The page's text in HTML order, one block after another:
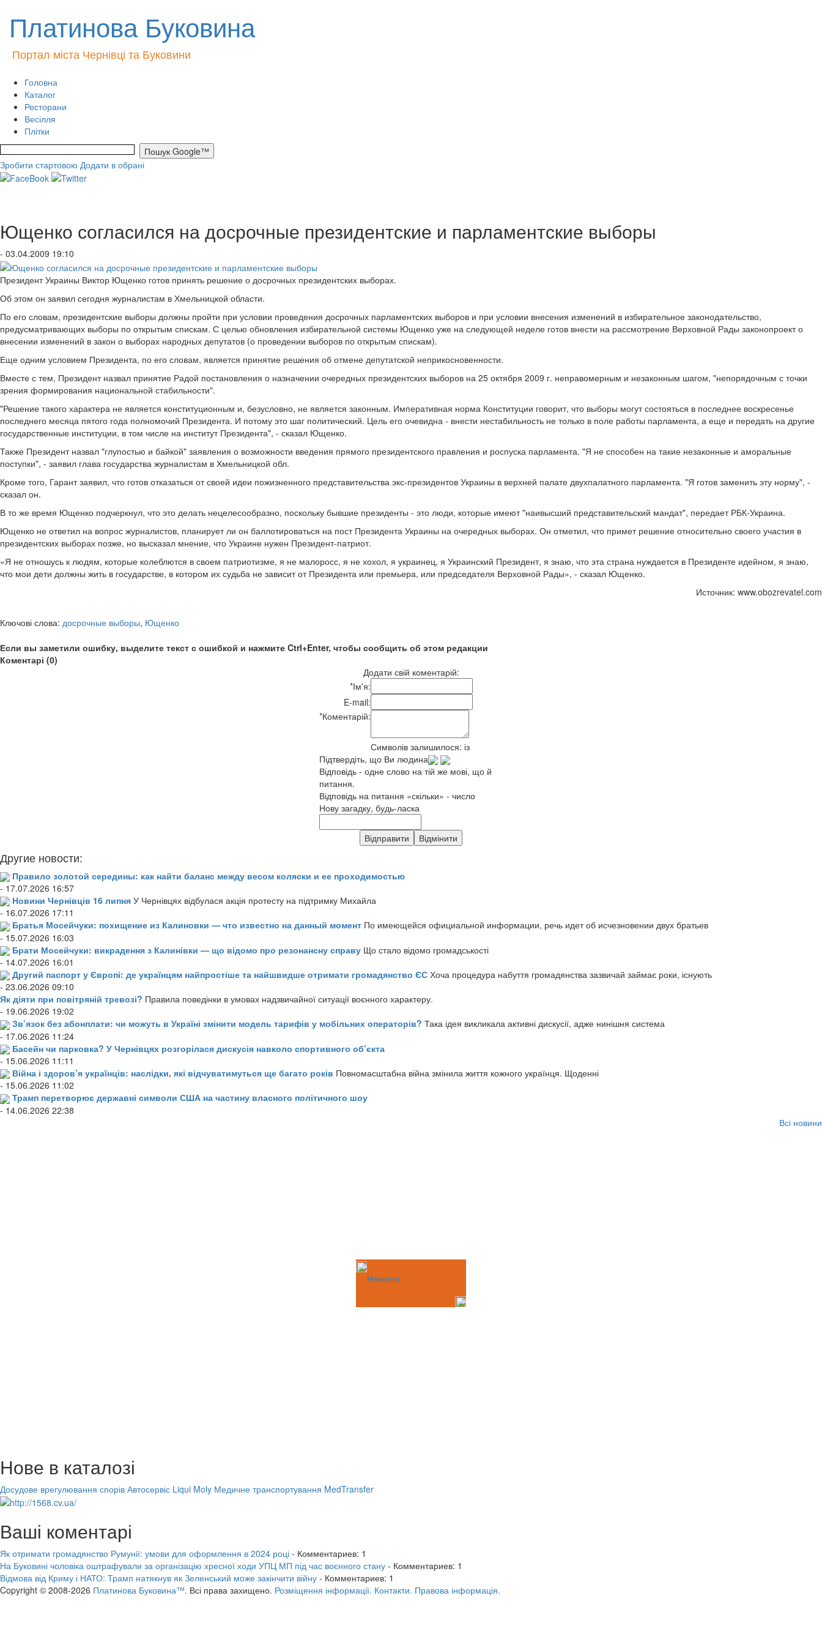
Платинова Буковина
Портал міста Чернівці та Буковини
Головна
Каталог
Ресторани
Весілля
Плітки
Зробити стартовою Додати в обрані
Ющенко согласился на досрочные президентские и парламентские выборы
- 03.04.2009 19:10
Президент Украины Виктор Ющенко готов принять решение о досрочных президентских выборах.
Об этом он заявил сегодня журналистам в Хмельницкой области.
По его словам, президентские выборы должны пройти при условии проведения досрочных парламентских выборов и при условии внесения изменений в избирательное законодательство,
предусматривающих выборы по открытым спискам. С целью обновления избирательной системы Ющенко уже на следующей неделе готов внести на рассмотрение Верховной Рады законопроект о
внесении изменений в закон о выборах народных депутатов (о проведении выборов по открытым спискам).
Еще одним условием Президента, по его словам, является принятие решения об отмене депутатской неприкосновенности.
Вместе с тем, Президент назвал принятие Радой постановления о назначении очередных президентских выборов на 25 октября 2009 г. неправомерным и незаконным шагом, "непорядочным с точки
зрения формирования национальной стабильности".
"Решение такого характера не является конституционным и, безусловно, не является законным. Императивная норма Конституции говорит, что выборы могут состояться в последнее воскресенье
последнего месяца пятого года полномочий Президента. И потому это шаг политический. Цель его очевидна - внести нестабильность не только в поле работы парламента, а еще и передать на другие
государственные институции, в том числе на институт Президента", - сказал Ющенко.
Также Президент назвал "глупостью и байкой" заявления о возможности введения прямого президентского правления и роспуска парламента. "Я не способен на такие незаконные и аморальные
поступки", - заявил глава государства журналистам в Хмельницкой обл.
Кроме того, Гарант заявил, что готов отказаться от своей идеи пожизненного представительства экс-президентов Украины в верхней палате двухпалатного парламента. "Я готов заменить эту норму", -
сказал он.
В то же время Ющенко подчеркнул, что это делать нецелесообразно, поскольку бывшие президенты - это люди, которые имеют "наивысший представительский мандат", передает РБК-Украина.
Ющенко не ответил на вопрос журналистов, планирует ли он баллотироваться на пост Президента Украины на очередных выборах. Он отметил, что примет решение относительно своего участия в
президентских выборах позже, но высказал мнение, что Украине нужен Президент-патриот.
«Я не отношусь к людям, которые колеблются в своем патриотизме, я не малоросс, я не хохол, я украинец, я Украинский Президент, я знаю, что эта страна нуждается в Президенте идейном, я знаю,
что мои дети должны жить в государстве, в котором их судьба не зависит от Президента или премьера, или председателя Верховной Рады», - сказал Ющенко.
Источник: www.obozrevatel.com
Ключові слова: досрочные выборы, Ющенко
Если вы заметили ошибку, выделите текст с ошибкой и нажмите Ctrl+Enter, чтобы сообщить об этом редакции
Коментарі (0)
Додати свій коментарій:
*Ім'я:
E-mail:
*Коментарій:
Символів залишилося: із
Підтвердіть, що Ви людина
Відповідь - одне слово на тій же мові, що й
питання.
Відповідь на питання «скільки» - число
Нову загадку, будь-ласка
Другие новости:
Правило золотой середины: как найти баланс между весом коляски и ее проходимостью
- 17.07.2026 16:57
Новини Чернівців 16 липня У Чернівцях відбулася акція протесту на підтримку Михайла
- 16.07.2026 17:11
Братья Мосейчуки: похищение из Калиновки — что известно на данный момент По имеющейся официальной информации, речь идет об исчезновении двух братьев
- 15.07.2026 16:03
Брати Мосейчуки: викрадення з Калинівки — що відомо про резонансну справу Що стало відомо громадськості
- 14.07.2026 16:01
Другий паспорт у Європі: де українцям найпростіше та найшвидше отримати громадянство ЄС Хоча процедура набуття громадянства зазвичай займає роки, існують
- 23.06.2026 09:10
Як діяти при повітряній тревозі? Правила поведінки в умовах надзвичайної ситуації воєнного характеру.
- 19.06.2026 19:02
Зв’язок без абонплати: чи можуть в Україні змінити модель тарифів у мобільних операторів? Така ідея викликала активні дискусії, адже нинішня система
- 17.06.2026 11:24
Басейн чи парковка? У Чернівцях розгорілася дискусія навколо спортивного об’єкта
- 15.06.2026 11:11
Війна і здоров’я українців: наслідки, які відчуватимуться ще багато років Повномасштабна війна змінила життя кожного українця. Щоденні
- 15.06.2026 11:02
Трамп перетворює державні символи США на частину власного політичного шоу
- 14.06.2026 22:38
Всі новини
Новости
Нове в каталозі
Досудове врегулювання спорів Автосервіс Liqui Moly Медичне транспортування MedTransfer
Ваші коментарі
Як отримати громадянство Румунії: умови для оформлення в 2024 році - Комментариев: 1
На Буковині чоловіка оштрафували за організацію хресної ходи УПЦ МП під час воєнного стану - Комментариев: 1
Відмова від Криму і НАТО: Трамп натякнув як Зеленський може закінчити війну - Комментариев: 1
Copyright © 2008-2026 Платинова Буковина™. Всі права захищено. Розміщення інформації. Контакти. Правова інформація.